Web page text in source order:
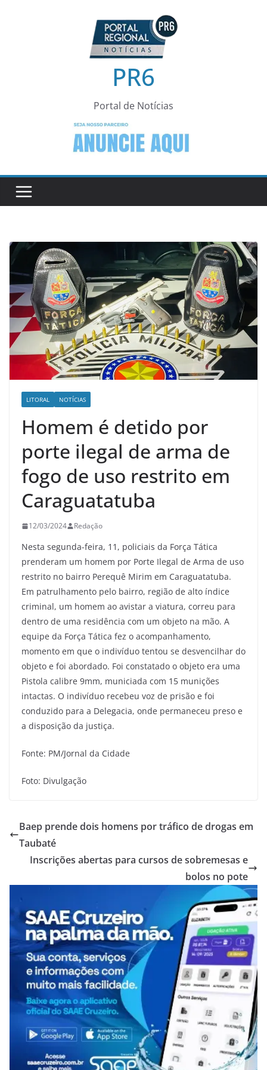
PR6
Portal de Notícias
LITORAL NOTÍCIAS
Homem é detido por
porte ilegal de arma de
fogo de uso restrito em
Caraguatatuba
12/03/2024 Redação
Nesta segunda-feira, 11, policiais da Força Tática
prenderam um homem por Porte Ilegal de Arma de uso
restrito no bairro Perequê Mirim em Caraguatatuba.
Em patrulhamento pelo bairro, região de alto índice
criminal, um homem ao avistar a viatura, correu para
dentro de uma residência com um objeto na mão. A
equipe da Força Tática fez o acompanhamento,
momento em que o indivíduo tentou se desvencilhar do
objeto e foi abordado. Foi constatado o objeto era uma
Pistola calibre 9mm, municiada com 15 munições
intactas. O indivíduo recebeu voz de prisão e foi
conduzido para a Delegacia, onde permaneceu preso e
a disposição da justiça.
Fonte: PM/Jornal da Cidade
Foto: Divulgação
Baep prende dois homens por tráfico de drogas em
Taubaté
Inscrições abertas para cursos de sobremesas e
bolos no pote